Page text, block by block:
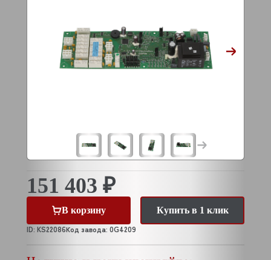
151 403 ₽
В корзину
Купить в 1 клик
ID: KS22086Код завода: 0G4209